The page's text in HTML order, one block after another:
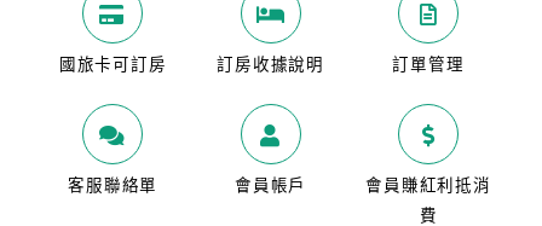
國旅卡可訂房 訂房收據說明 訂單管理
客服聯絡單 會員帳戶
會員賺紅利抵消
費